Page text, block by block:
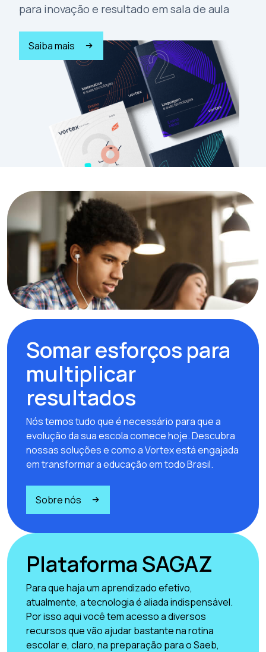
para inovação e resultado em sala de aula
Saiba mais
Somar esforços para
multiplicar
resultados
Nós temos tudo que é necessário para que a
evolução da sua escola comece hoje. Descubra
nossas soluções e como a Vortex está engajada
em transformar a educação em todo Brasil.
Sobre nós
Plataforma SAGAZ
Para que haja um aprendizado efetivo,
atualmente, a tecnologia é aliada indispensável.
Por isso aqui você tem acesso a diversos
recursos que vão ajudar bastante na rotina
escolar e, claro, na preparação para o Saeb,